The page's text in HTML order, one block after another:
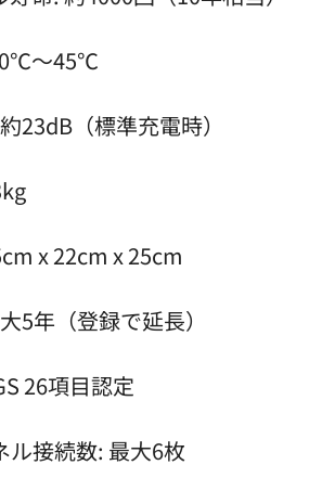
～45℃
23dB（標準充電時）
x 22cm x 25cm
5年（登録で延長）
26項目認定
ル接続数: 最大6枚